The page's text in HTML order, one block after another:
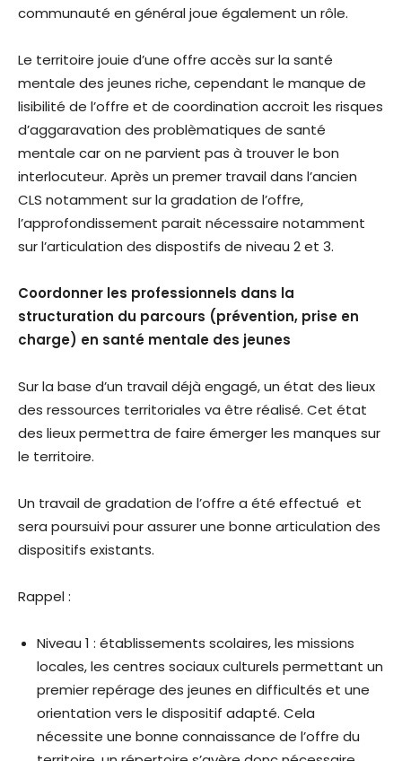
communauté en général joue également un rôle.
Le territoire jouie d’une offre accès sur la santé
mentale des jeunes riche, cependant le manque de
lisibilité de l’offre et de coordination accroit les risques
d’aggaravation des problèmatiques de santé
mentale car on ne parvient pas à trouver le bon
interlocuteur. Après un premer travail dans l’ancien
CLS notamment sur la gradation de l’offre,
l’approfondissement parait nécessaire notamment
sur l’articulation des dispostifs de niveau 2 et 3.
Coordonner les professionnels dans la
structuration du parcours (prévention, prise en
charge) en santé mentale des jeunes
Sur la base d’un travail déjà engagé, un état des lieux
des ressources territoriales va être réalisé. Cet état
des lieux permettra de faire émerger les manques sur
le territoire.
Un travail de gradation de l’offre a été effectué et
sera poursuivi pour assurer une bonne articulation des
dispositifs existants.
Rappel :
Niveau 1 : établissements scolaires, les missions
locales, les centres sociaux culturels permettant un
premier repérage des jeunes en difficultés et une
orientation vers le dispositif adapté. Cela
nécessite une bonne connaissance de l’offre du